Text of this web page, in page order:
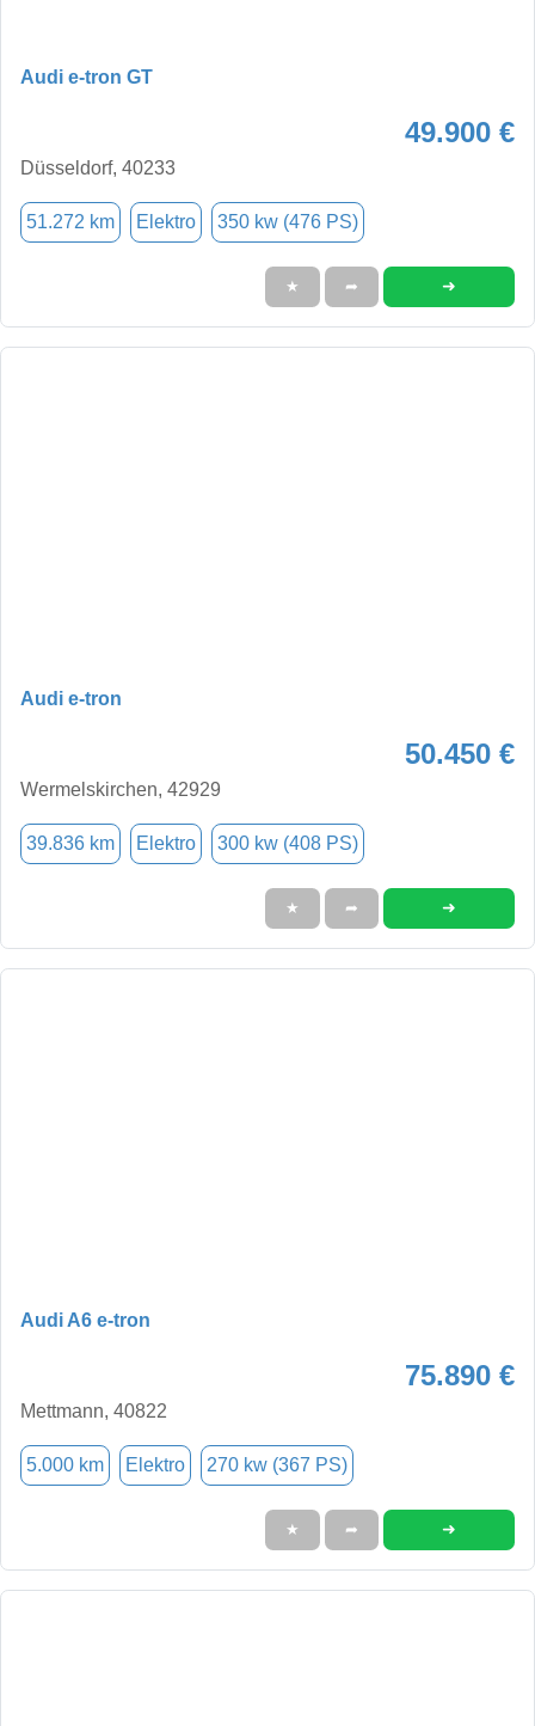
Audi e-tron GT
49.900 €
Düsseldorf, 40233
51.272 km Elektro 350 kw (476 PS)
★ ➦ ➜
Audi e-tron
50.450 €
Wermelskirchen, 42929
39.836 km Elektro 300 kw (408 PS)
★ ➦ ➜
Audi A6 e-tron
75.890 €
Mettmann, 40822
5.000 km Elektro 270 kw (367 PS)
★ ➦ ➜